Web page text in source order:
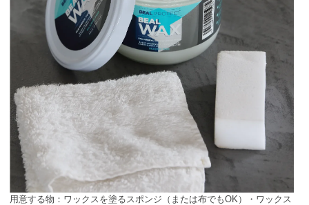
用意する物：ワックスを塗るスポンジ（または布でもOK）・ワックス